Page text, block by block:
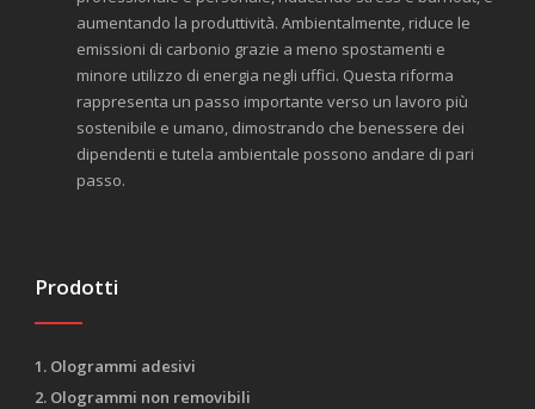
aumentando la produttività. Ambientalmente, riduce le
emissioni di carbonio grazie a meno spostamenti e
minore utilizzo di energia negli uffici. Questa riforma
rappresenta un passo importante verso un lavoro più
sostenibile e umano, dimostrando che benessere dei
dipendenti e tutela ambientale possono andare di pari
passo.
Prodotti
1. Ologrammi adesivi
2. Ologrammi non removibili